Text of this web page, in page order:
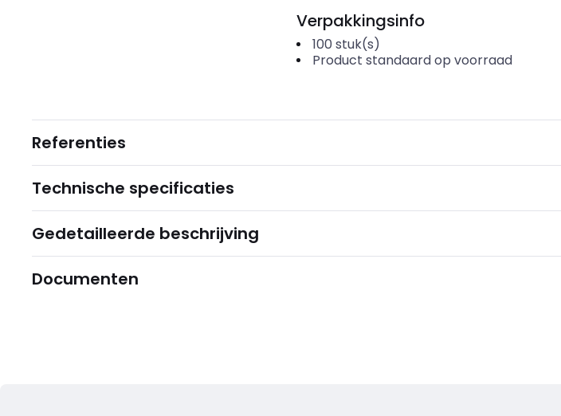
Verpakkingsinfo
100 stuk(s)
Product standaard op voorraad
Referenties
Technische specificaties
Gedetailleerde beschrijving
Documenten